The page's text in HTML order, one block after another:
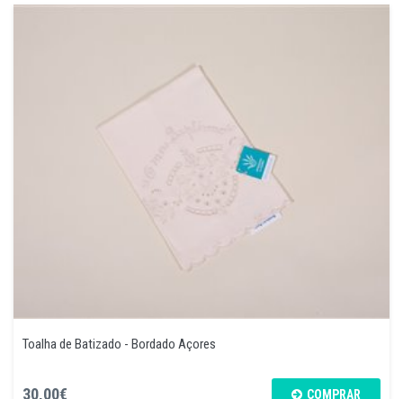
Toalha de Batizado - Bordado Açores
30,00€ COMPRAR